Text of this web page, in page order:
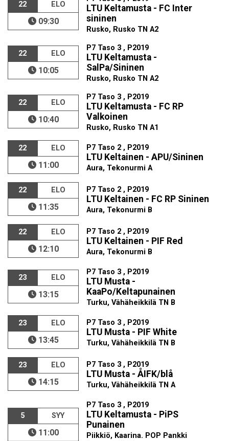
22 ELO
09:30
LTU Keltamusta - FC Inter
sininen
Rusko, Rusko TN A2
22 ELO
10:05
P7 Taso 3 , P2019
LTU Keltamusta -
SalPa/Sininen
Rusko, Rusko TN A2
22 ELO
10:40
P7 Taso 3 , P2019
LTU Keltamusta - FC RP
Valkoinen
Rusko, Rusko TN A1
22 ELO
11:00
P7 Taso 2 , P2019
LTU Keltainen - APU/Sininen
Aura, Tekonurmi A
22 ELO
11:35
P7 Taso 2 , P2019
LTU Keltainen - FC RP Sininen
Aura, Tekonurmi B
22 ELO
12:10
P7 Taso 2 , P2019
LTU Keltainen - PIF Red
Aura, Tekonurmi B
23 ELO
13:15
P7 Taso 3 , P2019
LTU Musta -
KaaPo/Keltapunainen
Turku, Vähäheikkilä TN B
23 ELO
13:45
P7 Taso 3 , P2019
LTU Musta - PIF White
Turku, Vähäheikkilä TN B
23 ELO
14:15
P7 Taso 3 , P2019
LTU Musta - ÅIFK/blå
Turku, Vähäheikkilä TN A
5 SYY
11:00
P7 Taso 3 , P2019
LTU Keltamusta - PiPS
Punainen
Piikkiö, Kaarina. POP Pankki